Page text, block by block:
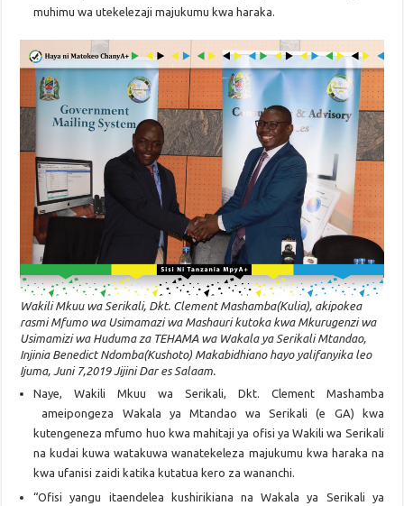
muhimu wa utekelezaji majukumu kwa haraka.
Wakili Mkuu wa Serikali, Dkt. Clement Mashamba(Kulia), akipokea
rasmi Mfumo wa Usimamazi wa Mashauri kutoka kwa Mkurugenzi wa
Usimamizi wa Huduma za TEHAMA wa Wakala ya Serikali Mtandao,
Injinia Benedict Ndomba(Kushoto) Makabidhiano hayo yalifanyika leo
Ijuma, Juni 7,2019 Jijini Dar es Salaam.
Naye, Wakili Mkuu wa Serikali, Dkt. Clement Mashamba
ameipongeza Wakala ya Mtandao wa Serikali (e GA) kwa
kutengeneza mfumo huo kwa mahitaji ya ofisi ya Wakili wa Serikali
na kudai kuwa watakuwa wanatekeleza majukumu kwa haraka na
kwa ufanisi zaidi katika kutatua kero za wananchi.
“Ofisi yangu itaendelea kushirikiana na Wakala ya Serikali ya